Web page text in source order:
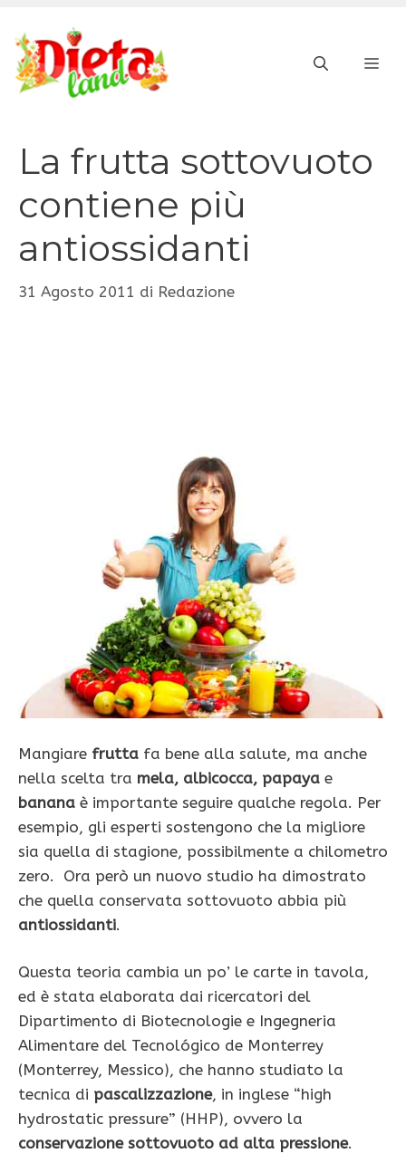
contenuto
La frutta sottovuoto
contiene più
antiossidanti
31 Agosto 2011 di Redazione
Mangiare frutta fa bene alla salute, ma anche
nella scelta tra mela, albicocca, papaya e
banana è importante seguire qualche regola. Per
esempio, gli esperti sostengono che la migliore
sia quella di stagione, possibilmente a chilometro
zero. Ora però un nuovo studio ha dimostrato
che quella conservata sottovuoto abbia più
antiossidanti.
Questa teoria cambia un po’ le carte in tavola,
ed è stata elaborata dai ricercatori del
Dipartimento di Biotecnologie e Ingegneria
Alimentare del Tecnológico de Monterrey
(Monterrey, Messico), che hanno studiato la
tecnica di pascalizzazione, in inglese “high
hydrostatic pressure” (HHP), ovvero la
conservazione sottovuoto ad alta pressione.